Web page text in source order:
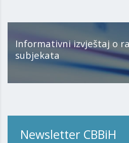
Informativni izvještaj o
subjekata
Newsletter CBBiH